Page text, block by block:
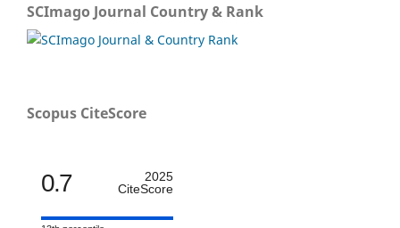
SCImago Journal Country & Rank
Scopus CiteScore
0.7
2025
CiteScore